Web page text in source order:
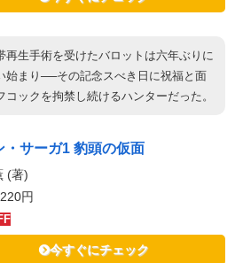
再生手術を受けたバロットは六年ぶりに
始まり──その記念スべき日に祝福と面
ックを拘禁し続けるハンターだった。
・サーガ1 豹頭の仮面
(著)
円
今すぐにチェック